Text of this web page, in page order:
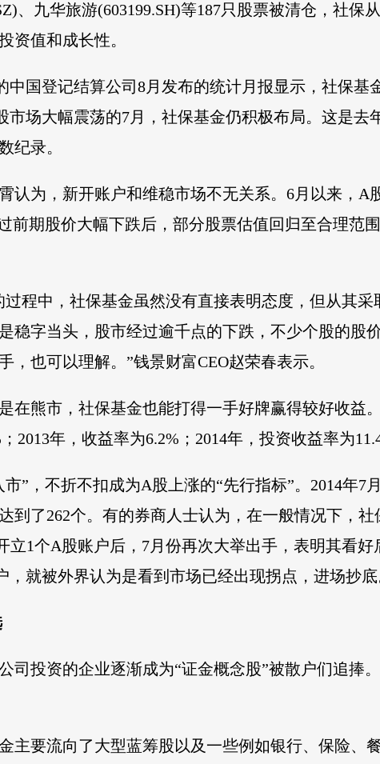
、九华旅游(603199.SH)等187只股票被清仓，社
资值和成长性。
中国登记结算公司8月发布的统计月报显示，社保基
市场大幅震荡的7月，社保基金仍积极布局。这是去
纪录。
认为，新开账户和维稳市场不无关系。6月以来，A
前期股价大幅下跌后，部分股票估值回归至合理范
程中，社保基金虽然没有直接表明态度，但从其
稳字当头，股市经过逾千点的下跌，不少个股的股
也可以理解。”钱景财富CEO赵荣春表示。
在熊市，社保基金也能打得一手好牌赢得较好收益
2013年，收益率为6.2%；2014年，投资收益率为
”，不折不扣成为A股上涨的“先行指标”。2014年7
到了262个。有的券商人士认为，在一般情况下，
立1个A股账户后，7月份再次大举出手，表明其看
，就被外界认为是看到市场已经出现拐点，进场抄底
司投资的企业逐渐成为“证金概念股”被散户们追捧
主要流向了大型蓝筹股以及一些例如银行、保险、